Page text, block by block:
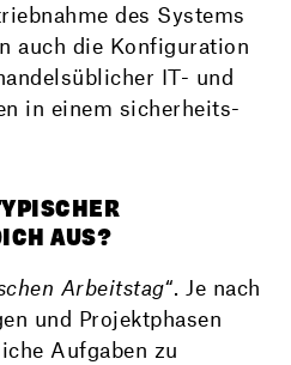
des Systems
auch die Konfiguration
IT- und
in einem sicherheits­
AUS?
Arbeitstag“. Je nach
und Projekt­phasen
Aufgaben zu